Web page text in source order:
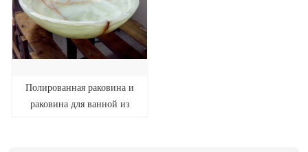
Полированная раковина и
раковина для ванной из